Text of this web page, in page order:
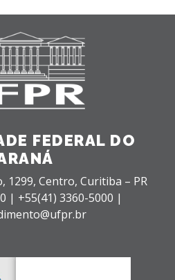
FEDERAL DO
1299, Centro, Curitiba – PR
| +55(41) 3360-5000 |